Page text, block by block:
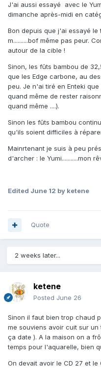
J'ai aussi essayé avec le
dimanche après-midi en
Bon depuis que j'ai essayé le
m..........bof même pas peur.
autour de la cible !
Sinon, les fûts bambou de
que les Edge carbone, au
peu. Je n'ai tiré en Enteki
quand même de rester
quand même ....).
Sinon les fûts bambou
qu'ils soient difficiles à
Mainrtenant je suis à peu
d'archer : le Yumi...........mon
Edited June 12 by ketene
Quote
2 weeks later...
ketene
Posted June 26
Sinon il faut bien trop chaud
me souviens avoir cuit sur
ça date ). A la maison on a
temps pour l'aquarelle, bien
On devait avoir le CD 27 et